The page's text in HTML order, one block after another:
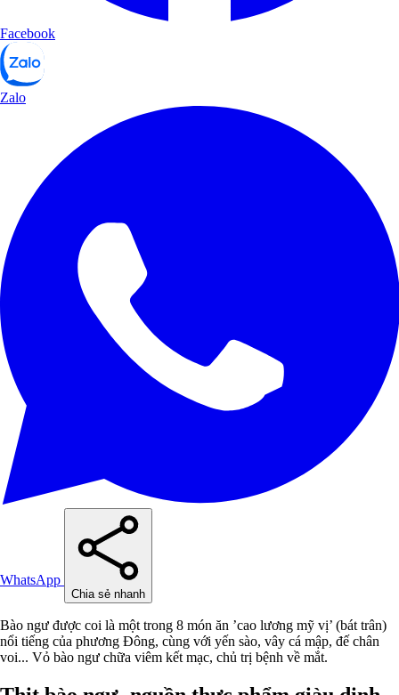
Facebook
Zalo
WhatsApp
Chia sẻ nhanh
Bào ngư được coi là một trong 8 món ăn ’cao lương mỹ vị’ (bát trân)
nổi tiếng của phương Đông, cùng với yến sào, vây cá mập, đế chân
voi... Vỏ bào ngư chữa viêm kết mạc, chủ trị bệnh về mắt.